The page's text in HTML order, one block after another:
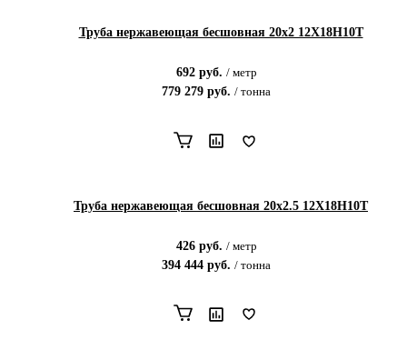
Труба нержавеющая бесшовная 20х2 12Х18Н10Т
692руб. / метр
779 279 руб. / тонна
Труба нержавеющая бесшовная 20х2.5 12Х18Н10Т
426руб. / метр
394 444 руб. / тонна